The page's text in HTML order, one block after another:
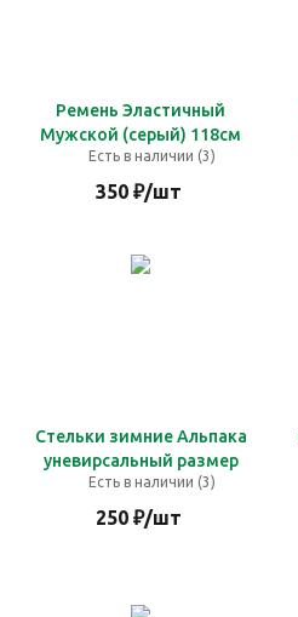
Ремень Эластичный
Мужской (серый) 118см
Есть в наличии (3)
350₽/шт
Стельки зимние Альпака
уневирсальный размер
Есть в наличии (3)
250₽/шт